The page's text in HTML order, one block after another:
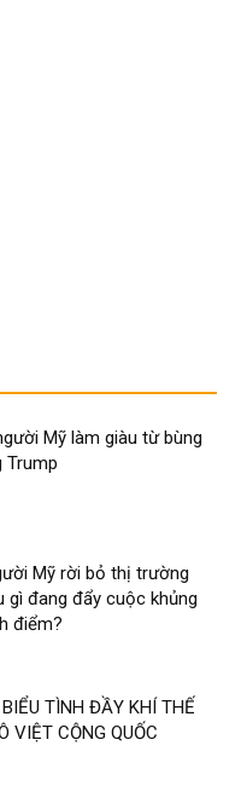
Mỹ làm giàu từ bùng
Trump
Mỹ rời bỏ thị trường
gì đang đẩy cuộc khủng
điểm?
TÌNH ĐẦY KHÍ THẾ
VIỆT CỘNG QUỐC